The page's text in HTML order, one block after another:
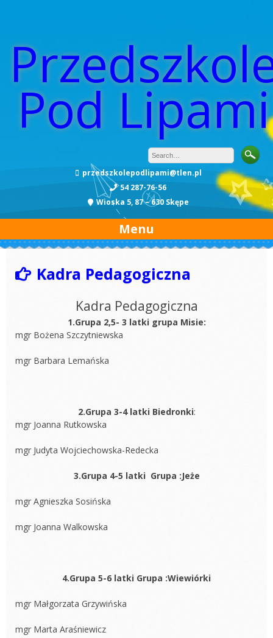
Pod Lipami
przedszkolepodlipami@tlen.pl
54 287-76-56
Wioska 5, 87 – 630 Skępe
Menu
Kadra Pedagogiczna
Kadra Pedagogiczna
1.Grupa 2,5- 3 latki grupa Misie:
mgr Bożena Szczytniewska
mgr Barbara Lemańska
2.Grupa 3-4 latki Biedronki:
mgr Joanna Rutkowska
mgr Judyta Wojciechowska-Redecka
3.Grupa 4-5 latki Grupa :Jeże
mgr Agnieszka Sosińska
mgr Joanna Walkowska
4.Grupa 5-6 latki Grupa :Wiewiórki
mgr Małgorzata Grzywińska
mgr Marta Araśniewicz